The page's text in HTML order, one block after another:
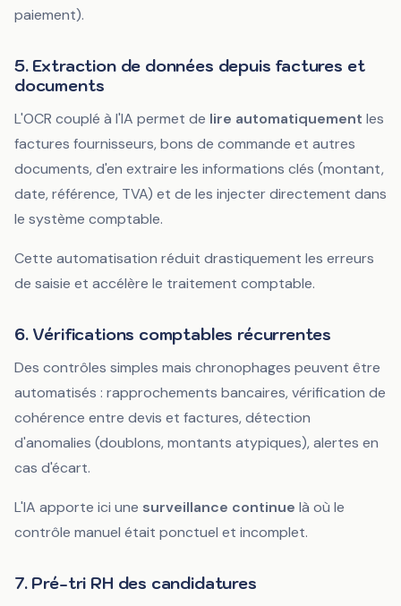
paiement).
5. Extraction de données depuis factures et
documents
L'OCR couplé à l'IA permet de lire automatiquement les
factures fournisseurs, bons de commande et autres
documents, d'en extraire les informations clés (montant,
date, référence, TVA) et de les injecter directement dans
le système comptable.
Cette automatisation réduit drastiquement les erreurs
de saisie et accélère le traitement comptable.
6. Vérifications comptables récurrentes
Des contrôles simples mais chronophages peuvent être
automatisés : rapprochements bancaires, vérification de
cohérence entre devis et factures, détection
d'anomalies (doublons, montants atypiques), alertes en
cas d'écart.
L'IA apporte ici une surveillance continue là où le
contrôle manuel était ponctuel et incomplet.
7. Pré-tri RH des candidatures